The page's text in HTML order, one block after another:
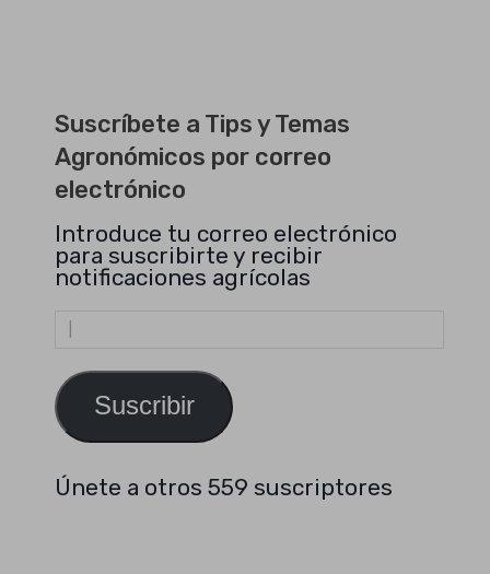
Suscríbete a Tips y Temas
Agronómicos por correo
electrónico
Introduce tu correo electrónico
para suscribirte y recibir
notificaciones agrícolas
Dirección
de
Suscribir
Únete a otros 559 suscriptores